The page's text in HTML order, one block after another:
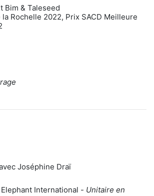
Bim & Taleseed
Rochelle 2022, Prix SACD Meilleure
Joséphine Draï
International - Unitaire en